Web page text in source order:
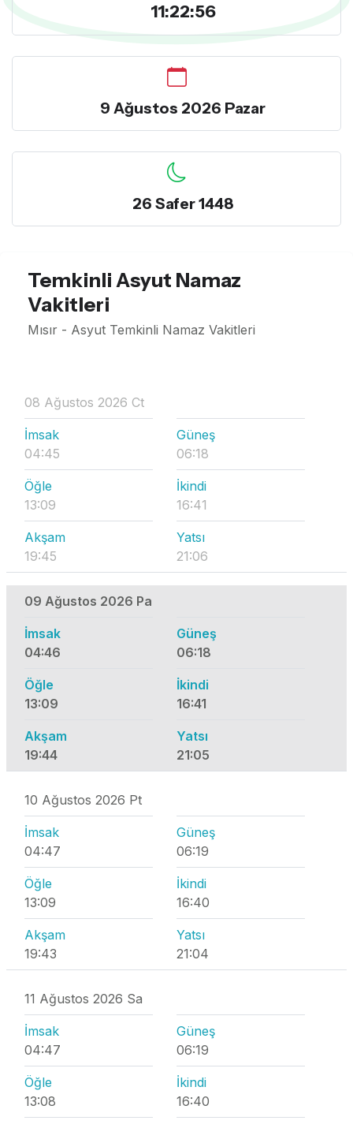
11:22:57
9 Ağustos 2026 Pazar
26 Safer 1448
Temkinli Asyut Namaz
Vakitleri
Mısır - Asyut Temkinli Namaz Vakitleri
08 Ağustos 2026 Ct
İmsak
04:45
Güneş
06:18
Öğle
13:09
İkindi
16:41
Akşam
19:45
Yatsı
21:06
09 Ağustos 2026 Pa
İmsak
04:46
Güneş
06:18
Öğle
13:09
İkindi
16:41
Akşam
19:44
Yatsı
21:05
10 Ağustos 2026 Pt
İmsak
04:47
Güneş
06:19
Öğle
13:09
İkindi
16:40
Akşam
19:43
Yatsı
21:04
11 Ağustos 2026 Sa
İmsak
04:47
Güneş
06:19
Öğle
13:08
İkindi
16:40